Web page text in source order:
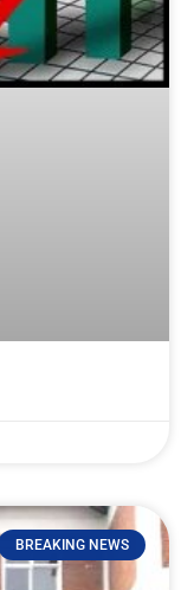
BREAKING NEWS